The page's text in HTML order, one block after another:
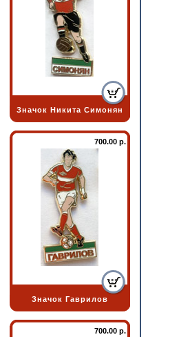
Значок Никита Симонян
700.00 р.
Значок Гаврилов
700.00 р.